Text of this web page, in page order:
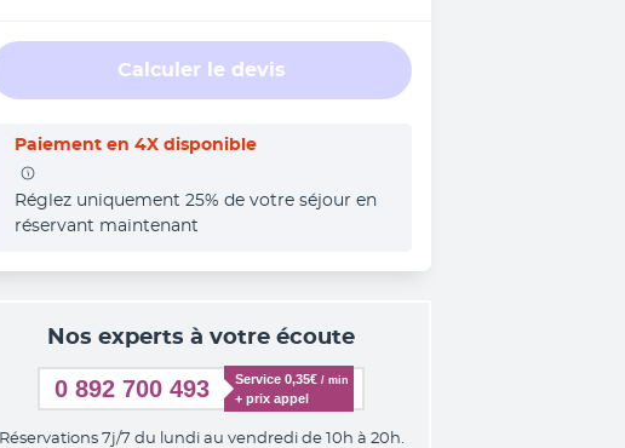
Calculer le devis
Paiement en 4X disponible
Réglez uniquement 25% de votre séjour en
réservant maintenant
Nos experts à votre écoute
0 892 700 493 Service 0,35€ / min
+ prix appel
Réservations 7j/7 du lundi au vendredi de 10h à 20h.